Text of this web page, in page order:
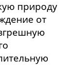
природу
от